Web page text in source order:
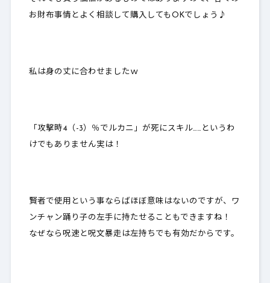
お財布事情とよく相談して購入してもOKでしょう♪
私は身の丈に合わせましたｗ
「攻撃時4（-3）％でルカニ」が死にスキル……というわ
けでもありません実は！
賢者で使用という事ならばほぼ意味はないのですが、ワ
ンチャン踊り子の左手に持たせることもできますね！
なぜなら呪速と呪文暴走は左持ちでも有効だからです。